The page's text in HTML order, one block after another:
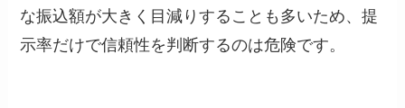
な振込額が大きく目減りすることも多いため、提
示率だけで信頼性を判断するのは危険です。